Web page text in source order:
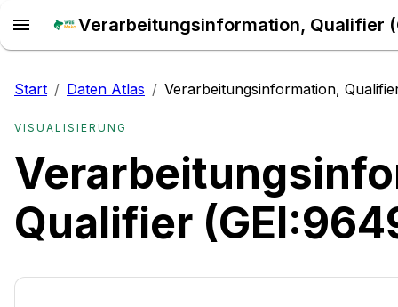
Start / Daten Atlas / Verarbeitungsinformation,
VISUALISIERUNG
Qualifier